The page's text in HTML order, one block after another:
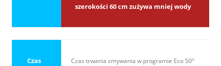
szerokości 60 cm zużywa mniej wody
Czas
Czas trwania zmywania w programie Eco 50°